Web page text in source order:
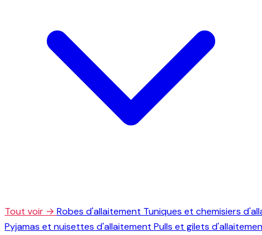
Tout voir → Robes d'allaitement Tuniques et chemisiers
Pyjamas et nuisettes d'allaitement Pulls et gilets